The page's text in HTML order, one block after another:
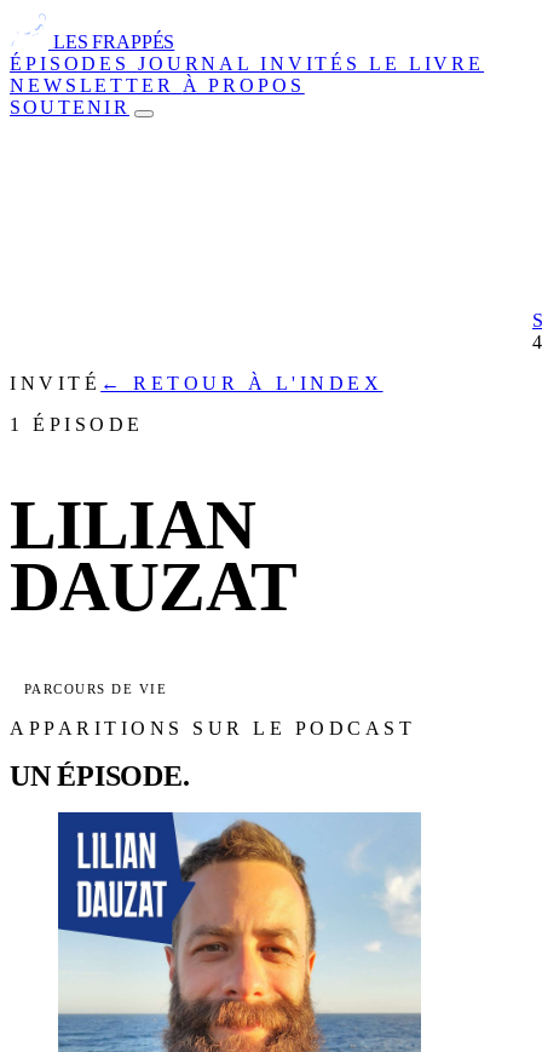
LES FRAPPÉS
ÉPISODES JOURNAL INVITÉSLE LIVRE
NEWSLETTER À PROPOS
SOUTENIR
INVITÉ ← RETOUR À L'INDEX
1 ÉPISODE
LILIAN
DAUZAT
PARCOURS DE VIE
APPARITIONS SUR LE PODCAST
UN ÉPISODE.